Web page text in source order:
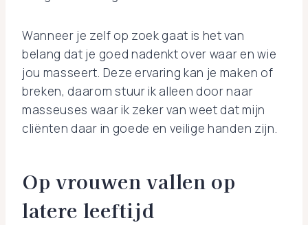
Wanneer je zelf op zoek gaat is het van
belang dat je goed nadenkt over waar en wie
jou masseert. Deze ervaring kan je maken of
breken, daarom stuur ik alleen door naar
masseuses waar ik zeker van weet dat mijn
cliënten daar in goede en veilige handen zijn.
Op vrouwen vallen op
latere leeftijd